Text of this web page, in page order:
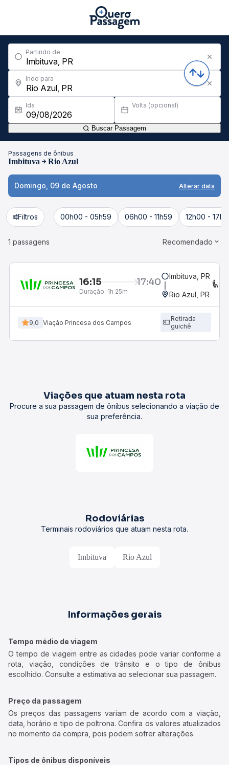
Partindo de
Indo para
Ida Volta (opcional)
Buscar Passagem
Passagens de ônibus
Imbituva Rio Azul
Domingo, 09 de Agosto Alterar data
Filtros 00h00 - 05h59 06h00 - 11h59 12h00 -
1 passagens Recomendado
16:15 17:40
Duração: 1h 25m
Imbituva, PR
Rio Azul, PR
9,0 Viação Princesa dos Campos
Retirada
guichê
Viações que atuam nesta rota
Procure a sua passagem de ônibus selecionando a viação de
sua preferência.
Rodoviárias
Terminais rodoviários que atuam nesta rota.
Imbituva Rio Azul
Informações gerais
Tempo médio de viagem
O tempo de viagem entre as cidades pode variar conforme a
rota, viação, condições de trânsito e o tipo de ônibus
escolhido. Consulte a estimativa ao selecionar sua passagem.
Preço da passagem
Os preços das passagens variam de acordo com a viação,
data, horário e tipo de poltrona. Confira os valores atualizados
no momento da compra, pois podem sofrer alterações.
Tipos de ônibus disponíveis